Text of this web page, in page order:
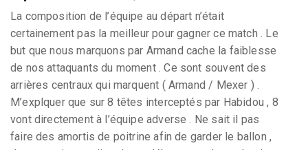
La composition de l’équipe au départ n’était
certainement pas la meilleur pour gagner ce match . Le
but que nous marquons par Armand cache la faiblesse
de nos attaquants du moment . Ce sont souvent des
arrières centraux qui marquent ( Armand / Mexer ) .
M’explquer que sur 8 têtes interceptés par Habidou , 8
vont directement à l’équipe adverse . Ne sait il pas
faire des amortis de poitrine afin de garder le ballon ,